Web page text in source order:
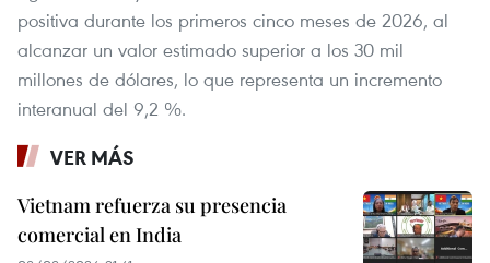
positiva durante los primeros cinco meses de 2026, al
alcanzar un valor estimado superior a los 30 mil
millones de dólares, lo que representa un incremento
interanual del 9,2 %.
VER MÁS
Vietnam refuerza su presencia
comercial en India